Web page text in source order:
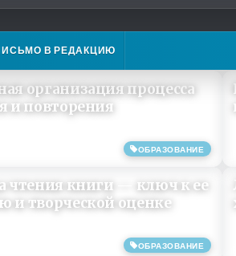
В РЕДАКЦИЮ
ОБРАЗОВАНИЕ
организация процесса
и повторения
ОБРАЗОВАНИЕ
чтения книги — ключ к ее
и творческой оценке